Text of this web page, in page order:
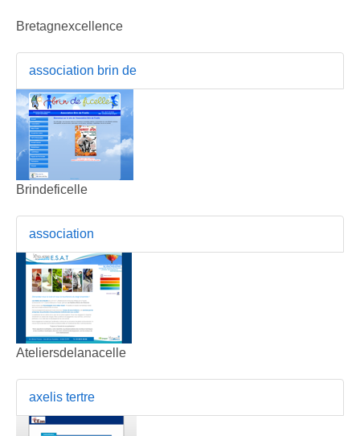
Bretagnexcellence
association brin de
Brindeficelle
association
Ateliersdelanacelle
axelis tertre